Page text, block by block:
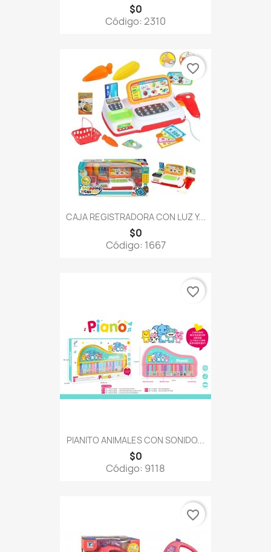
$0
Código: 2310
CAJA REGISTRADORA CON LUZ Y...
$0
Código: 1667
favorite_border
PIANITO ANIMALES CON SONIDO...
$0
Código: 9118
favorite_border
favorite_border